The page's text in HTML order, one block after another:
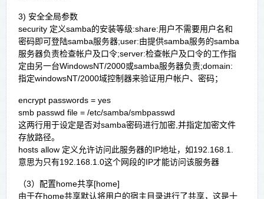
3) 安全全局参数
security 定义samba的安装等级:share:用户不需要用户名和
密码即可登陆samba服务器;user:由提供samba服务的samba
服务器负责检查帐户及口令;server:检查帐户及口令的工作指
定由另一台WindowsNT/2000或samba服务器负责;domain:
指定windowsNT/2000域控制器来验证用户帐户、密码；
encrypt passwords = yes
smb passwd file = /etc/samba/smbpasswd
这两行用于设定是否对samba密码进行加密,并指定加密文件
存放路径。
hosts allow 定义允许访问此服务器的IP地址，如192.168.1.
意思为只有192.168.1.0这个网段的IP才能访问该服务器
（3）配置home共享[home]
由于在home共享默认将用户的宿主目录进行了共享，这是十